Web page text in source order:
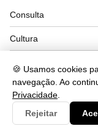
🍪 Usamos cookies
navegação. Ao
Privacidade
Rejeitar
Consulta
Cultura
Economia
Educação